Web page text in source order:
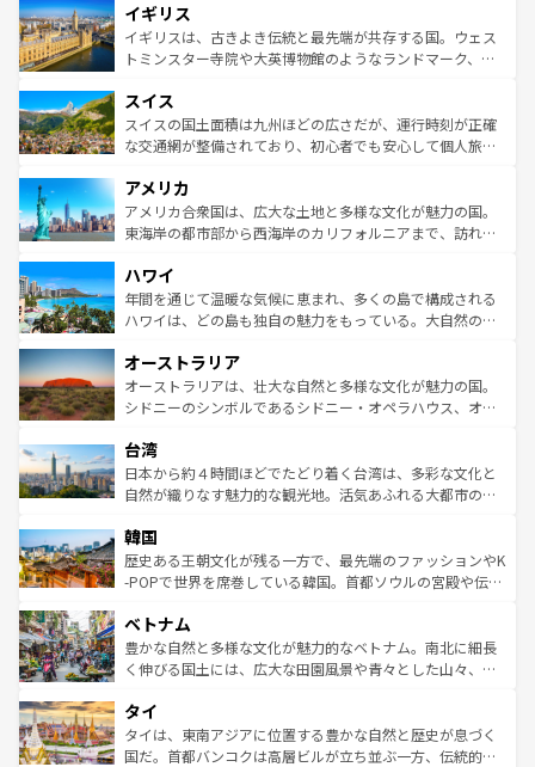
いる。シャンパンの発祥地であるランス、プロヴァンスの
香り高いラベンダー畑など、多彩な楽しみ方が可能だ。さ
らに、パリ以外の地域にも魅力が溢れており、どの街角に
れる地方に足を運ぶとそれぞれで全く異なる文化を体験で
きるだろう。 なお、新着のフランス情報はコンテンツ一覧
を参照してほしい。
顔を持つこの国は、どこを歩いても飽きることがない。ベ
ルリンの文化的活気、バイエルン州のアルプスの絶景、そ
してライン川沿いのワイン畑といった風景は必見。ビール
は、お酒好きな人にはぜひ体験してほしい。 なお、新着の
ドイツ情報はコンテンツ一覧を参照してほしい。
イギリス
イギリスは、古きよき伝統と最先端が共存する国。ウェス
トミンスター寺院や大英博物館のようなランドマーク、歴
リアごとに異なる魅力がある。また、優雅なアフタヌーン
ティー、ビール好きにはたまらない英国パブ、サッカー観
戦など、本場だからこそできる体験も豊富。イギリスを旅
ンツ一覧を参照してほしい。
スイス
スイスの国土面積は九州ほどの広さだが、運行時刻が正確
な交通網が整備されており、初心者でも安心して個人旅行
の建物がそのまま残る町や、スイスならではのユニークな
博物館もあり、アルプス観光だけでなく町歩きも満喫する
ことができる。国民の所得が高いため物価も高いが、旅行
ば市内交通費無料で観光を楽しむこともできる。 なお、新
着のスイス情報はコンテンツ一覧 を参照してほしい。
アメリカ
アメリカ合衆国は、広大な土地と多様な文化が魅力の国。
東海岸の都市部から西海岸のカリフォルニアまで、訪れる
のような巨大都市は、観光、ショッピング、エンターテイ
ンメントが詰まった刺激的なスポットだ。一方、アメリカ
西部には大自然が広がり、グランドキャニオンやイエロー
部のニューオーリンズでは、音楽と美食が融合した独特の
文化が魅力。旅行者はアメリカの各地域で異なる魅力を楽
しみながら、その多様性と豊かな歴史を感じることができ
ならではの贅沢な旅のスタイルだ。 なお、新着のアメリカ
情報はコンテンツ一覧を参照してほしい。
ハワイ
年間を通じて温暖な気候に恵まれ、多くの島で構成される
ハワイは、どの島も独自の魅力をもっている。大自然の神
ワイ島は見逃せない。また、定番の観光地といえばオアフ
島だが、静かな自然を求めるならマウイ島やカウアイ島が
おすすめ。エメラルドグリーンに輝く海をはじめ、豊かな
れるおもてなしの心で訪れる人々を迎えてくれるハワイの
人々、おいしいローカルフードやハワイアンミュージッ
ク、伝統的なフラダンスなど、すべてがハワイの魅力を彩
ワイを、存分に味わってほしい。 なお、新着のハワイ情報
はコンテンツ一覧を参照してほしい。
オーストラリア
オーストラリアは、壮大な自然と多様な文化が魅力の国。
シドニーのシンボルであるシドニー・オペラハウス、オー
リアリーフや大陸中央部にそびえるウルル（エアーズロッ
ク）、タスマニアの美しい原生林やケアンズの熱帯雨林な
ど、見どころがたくさん。また、カフェやワイン、オージ
いる。アクティビティも充実しており、サーフィンやダイ
ビング、ハイキングなど、アウトドア好きにはたまらな
い。オーストラリアの多彩な魅力を存分に味わいつくそ
参照してほしい。
台湾
日本から約４時間ほどでたどり着く台湾は、多彩な文化と
自然が織りなす魅力的な観光地。活気あふれる大都市の台
ン）、静ひつな山岳地帯である台湾東部など、都市の喧騒
と山間の静けさが共存しており、訪れる人に新しい発見と
驚きをもたらしてくれる。また、奥深い台湾の食文化も魅
容にもいいと評判のスイーツなど、バラエティ豊かな料理
が味わえる。 なお、新着の台湾情報は コンテンツ一覧を参
照してほしい。
韓国
歴史ある王朝文化が残る一方で、最先端のファッションやK
-POPで世界を席巻している韓国。首都ソウルの宮殿や伝統
き、地方に足を延ばせば四季折々の自然美を楽しむことが
できる。そして、キムチや焼肉、絶品のストリートフード
まで、さまざまな韓国料理が待っている。夜には、韓国な
リティに包まれながら、韓国の多彩な魅力を心ゆくまで味
わってみてほしい。 なお、新着の韓国情報はコンテンツ一
覧を参照してほしい。
ベトナム
豊かな自然と多様な文化が魅力的なベトナム。南北に細長
く伸びる国土には、広大な田園風景や青々とした山々、世
急速な発展と共に伝統が息づく。ハノイの古い町並みやホ
ーチミン市のフランス統治時代の建物も、独特の雰囲気を
醸し出している。また、バラエティの豊かさとおいしさで
タイ
タイは、東南アジアに位置する豊かな自然と歴史が息づく
国だ。首都バンコクは高層ビルが立ち並ぶ一方、伝統的な